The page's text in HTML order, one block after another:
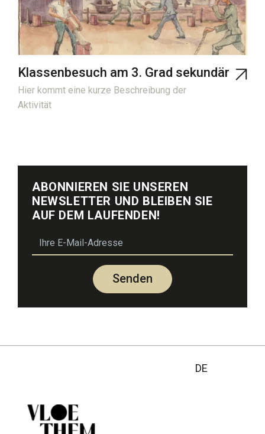
Klassenbesuch am 3. Grad sekundär
Hier kommt eine kurze Beschreibung der
Aktivität
ABONNIEREN SIE UNSEREN
NEWSLETTER UND BLEIBEN SIE
AUF DEM LAUFENDEN!
Senden
DE